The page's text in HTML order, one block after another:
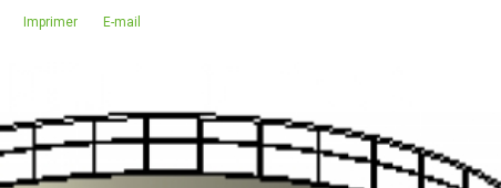
Imprimer E-mail